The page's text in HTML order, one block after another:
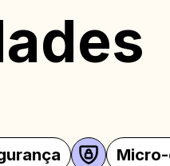
Micro-ondas